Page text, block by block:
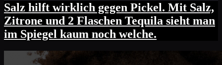
Salz hilft wirklich gegen Pickel. Mit Salz,
Zitrone und 2 Flaschen Tequila sieht man
im Spiegel kaum noch welche.